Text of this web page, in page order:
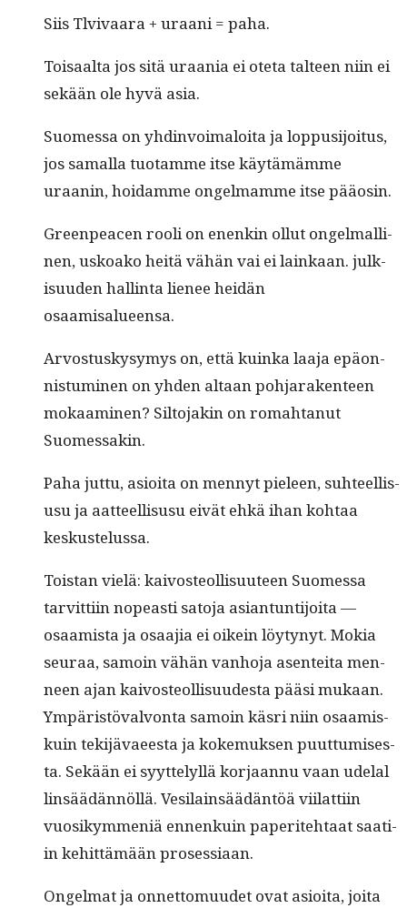
Siis Tlvi­vaara + uraani = paha.
Toisaal­ta jos sitä uraa­nia ei ote­ta tal­teen niin ei
sekään ole hyvä asia.
Suomes­sa on yhd­in­voimaloi­ta ja lop­pusi­joi­tus,
jos samal­la tuo­tamme itse käytämämme
uraanin, hoidamme ongel­mamme itse pääosin.
Green­pea­cen rooli on enenkin ollut ongel­malli­
nen, uskoako heitä vähän vai ei lainkaan. julk­
isu­u­den hallinta lie­nee hei­dän
osaamisalueensa.
Arvos­tuskysymys on, että kuin­ka laa­ja epäon­
nis­tu­mi­nen on yhden altaan poh­jarak­en­teen
mokaami­nen? Sil­to­jakin on rom­ah­tanut
Suomessakin.
Paha jut­tu, asioi­ta on men­nyt pieleen, suh­teel­lis­
usu ja aat­teel­lis­usu eivät ehkä ihan kohtaa
keskustelussa.
Tois­tan vielä: kaivos­te­ol­lisu­u­teen Suomes­sa
tarvit­ti­in nopeasti sato­ja asiantun­ti­joi­ta —
osaamista ja osaa­jia ei oikein löy­tynyt. Mokia
seu­raa, samoin vähän van­ho­ja asen­tei­ta men­
neen ajan kaivos­te­ol­lisu­ud­es­ta pääsi mukaan.
Ympäristö­valvon­ta samoin käs­ri niin osaamis-
kuin tek­i­jä­vaeesta ja koke­muk­sen puut­tumis­es­
ta. Sekään ei syyt­te­lyl­lä kor­jaan­nu vaan ude­lal
lin­säädän­nöl­lä. Vesi­lain­säädän­töä viilat­ti­in
vuosikym­meniä ennenkuin paperite­htaat saati­
in kehit­tämään prosessiaan.
Ongel­mat ja onnet­to­muudet ovat asioi­ta, joi­ta